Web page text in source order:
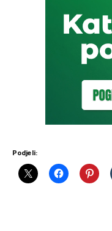
Podjeli: